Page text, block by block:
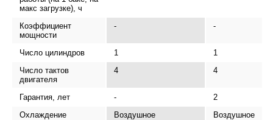
макс загрузке), ч
Коэффициент
мощности
- -
Число цилиндров 1
1
Число тактов
двигателя
4 4
Гарантия, лет -
2
Охлаждение
Воздушное
Воздушное